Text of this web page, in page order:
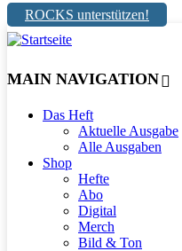
ROCKS unterstützen!
MAIN NAVIGATION
Das Heft
Aktuelle Ausgabe
Alle Ausgaben
Shop
Hefte
Abo
Digital
Merch
Bild & Ton